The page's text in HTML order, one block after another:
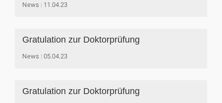
News 11.04.23
Gratulation zur Doktorprüfung
News 05.04.23
Gratulation zur Doktorprüfung